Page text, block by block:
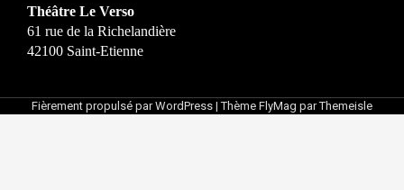
Théâtre Le Verso
61 rue de la Richelandière
42100 Saint-Etienne
Fièrement propulsé par WordPress |Thème FlyMag par Themeisle